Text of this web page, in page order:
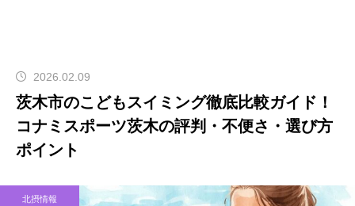
2026.02.09
茨木市のこどもスイミング徹底比較ガイド！
コナミスポーツ茨木の評判・不便さ・選び方
ポイント
北摂情報